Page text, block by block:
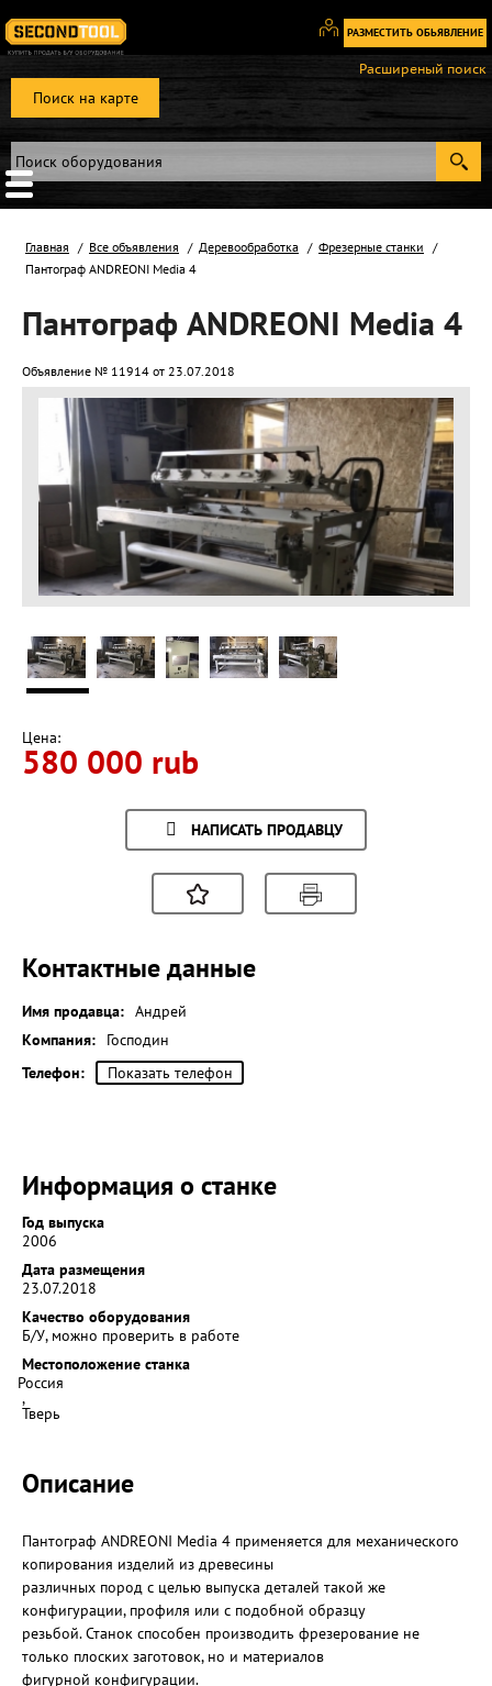
РАЗМЕСТИТЬ ОБЬЯВЛЕНИЕ
Вход
Регистрация
Поиск на карте
Расширеный поиск
Главная Все объявления Деревообработка
Фрезерные станки
Пантограф ANDREONI Media 4
Пантограф ANDREONI Media 4
Объявление № 11914 от 23.07.2018
Цена:
580 000 rub
НАПИСАТЬ ПРОДАВЦУ
Контактные данные
Имя продавца: Андрей
Компания:
Господин
Телефон:
Показать телефон
Информация о станке
Год выпуска
2006
Дата размещения
23.07.2018
Качество оборудования
Б/У, можно проверить в работе
Местоположение станка
Россия
,
Тверь
Описание
Пантограф ANDREONI Media 4 применяется для механического
копирования изделий из древесины
различных пород с целью выпуска деталей такой же
конфигурации, профиля или с подобной образцу
резьбой. Станок способен производить фрезерование не
только плоских заготовок, но и материалов
фигурной конфигурации.